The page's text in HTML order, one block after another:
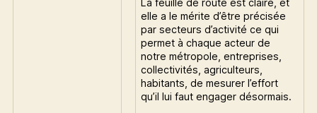
La feuille de route est claire, et
elle a le mérite d’être précisée
par secteurs d’activité ce qui
permet à chaque acteur de
notre métropole, entreprises,
collectivités, agriculteurs,
habitants, de mesurer l’effort
qu’il lui faut engager désormais.